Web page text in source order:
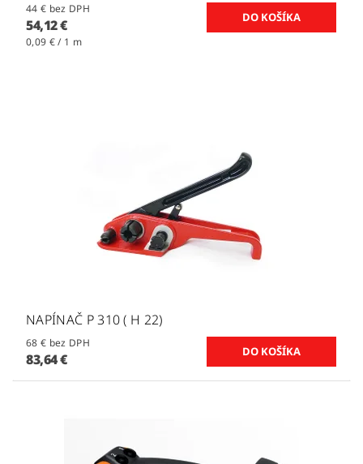
44 € bez DPH
54,12 €
0,09 € / 1 m
NAPÍNAČ P 310 ( H 22)
68 € bez DPH
83,64 €